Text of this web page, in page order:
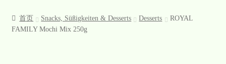
首页 Snacks, Süßigkeiten & Desserts Desserts
ROYAL
FAMILY Mochi Mix 250g